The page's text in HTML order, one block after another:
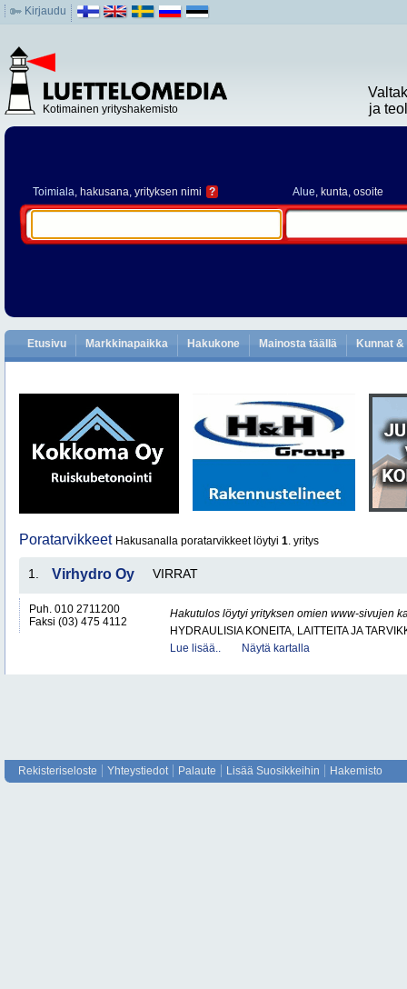
Kirjaudu
Kotimainen yrityshakemisto
ja
Toimiala, hakusana, yrityksen nimi ? Alue, kunta, osoite
Etusivu Markkinapaikka Hakukone Mainosta täällä Kunnat
Poratarvikkeet Hakusanalla poratarvikkeet löytyi 1. yritys
1. Virhydro Oy VIRRAT
Puh. 010 2711200
Faksi (03) 475 4112
Hakutulos löytyi yrityksen omien www-sivujen
HYDRAULISIA KONEITA, LAITTEITA JA
Lue lisää..
Näytä kartalla
Rekisteriseloste Yhteystiedot Palaute Lisää Suosikkeihin Hakemisto